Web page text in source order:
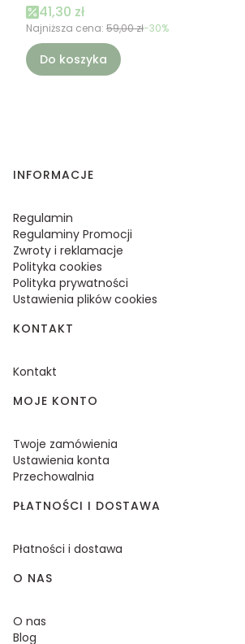
Cena promocyjna
41,30 zł
Najniższa cena: 59,00 zł-30%
Do koszyka
Linki w stopce
INFORMACJE
Regulamin
Regulaminy Promocji
Zwroty i reklamacje
Polityka cookies
Polityka prywatności
Ustawienia plików cookies
KONTAKT
Kontakt
MOJE KONTO
Twoje zamówienia
Ustawienia konta
Przechowalnia
PŁATNOŚCI I DOSTAWA
Płatności i dostawa
O NAS
O nas
Blog